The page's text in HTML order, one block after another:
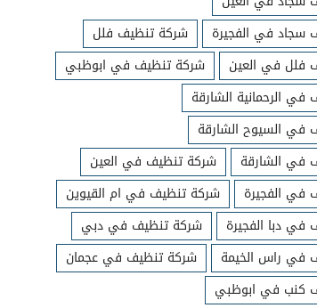
سجاد في الفجيرة
شركة تنظيف فلل
فلل في العين
شركة تنظيف في ابوظبي
الرحمانية الشارقة
في السيوح الشارقة
في الشارقة
شركة تنظيف في العين
في الفجيرة
شركة تنظيف في ام القيوين
دبا الفجيرة
شركة تنظيف في دبي
في راس الخيمة
شركة تنظيف في عجمان
كنب في ابوظبي